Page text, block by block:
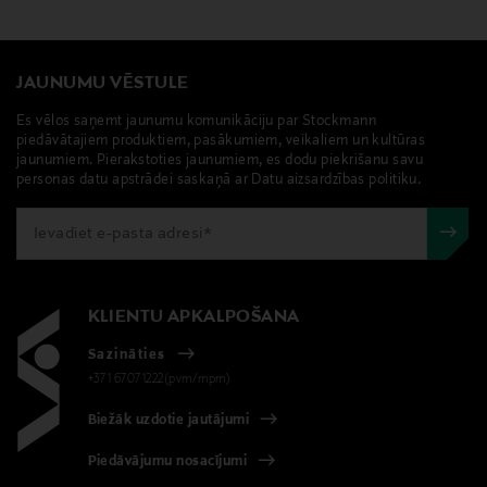
JAUNUMU VĒSTULE
Es vēlos saņemt jaunumu komunikāciju par Stockmann
piedāvātajiem produktiem, pasākumiem, veikaliem un kultūras
jaunumiem. Pierakstoties jaunumiem, es dodu piekrišanu savu
personas datu apstrādei saskaņā ar Datu aizsardzības politiku.
KLIENTU APKALPOŠANA
Sazināties
+371 67071222(pvm/mpm)
Biežāk uzdotie jautājumi
Piedāvājumu nosacījumi